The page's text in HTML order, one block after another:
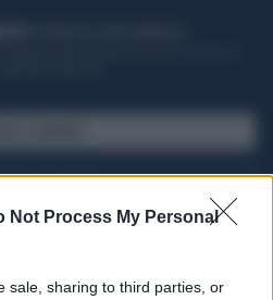
Not Process My Personal
sale, sharing to third parties, or